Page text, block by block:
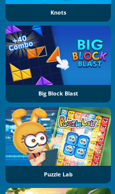
Knots
Big Block Blast
Puzzle Lab